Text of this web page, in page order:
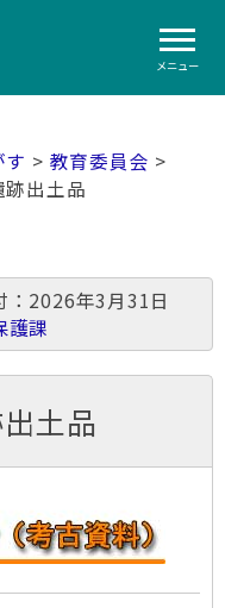
メニュー
> 教育委員会 >
出土品
：2026年3月31日
護課
土品